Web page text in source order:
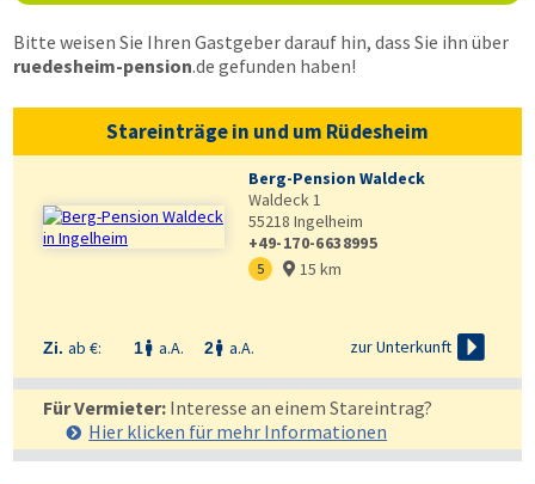
Bitte weisen Sie Ihren Gastgeber darauf hin, dass Sie ihn über
ruedesheim-pension.de gefunden haben!
Stareinträge in und um Rüdesheim
Berg-Pension Waldeck
Waldeck 1
55218 Ingelheim
+49-170-6638995
5  15 km
Zi. ab €: 1 a.A. 2 a.A. zur Unterkunft 
Für Vermieter: Interesse an einem Stareintrag?
Hier klicken für mehr Informationen